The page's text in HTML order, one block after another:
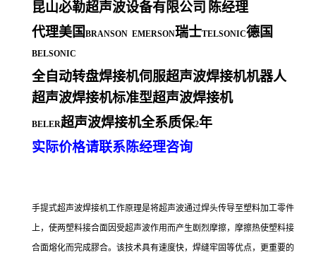
昆山必勒超声波设备有限公司 陈经理
代理美国 BRANSON EMERSON瑞士TELSONIC德国
BELSONIC
全自动转盘焊接机伺服超声波焊接机机器人
超声波焊接机标准型超声波焊接机
BELER超声波焊接机全系质保2年
实际价格请联系陈经理咨询
手提式超声波焊接机工作原理是将超声波通过焊头传导至塑料加工零件
上，使两塑料接合面因受超声波作用而产生剧烈摩擦，摩擦热使塑料接
合面熔化而完成膠合。该技术具有速度快，焊缝牢固等优点，更重要的